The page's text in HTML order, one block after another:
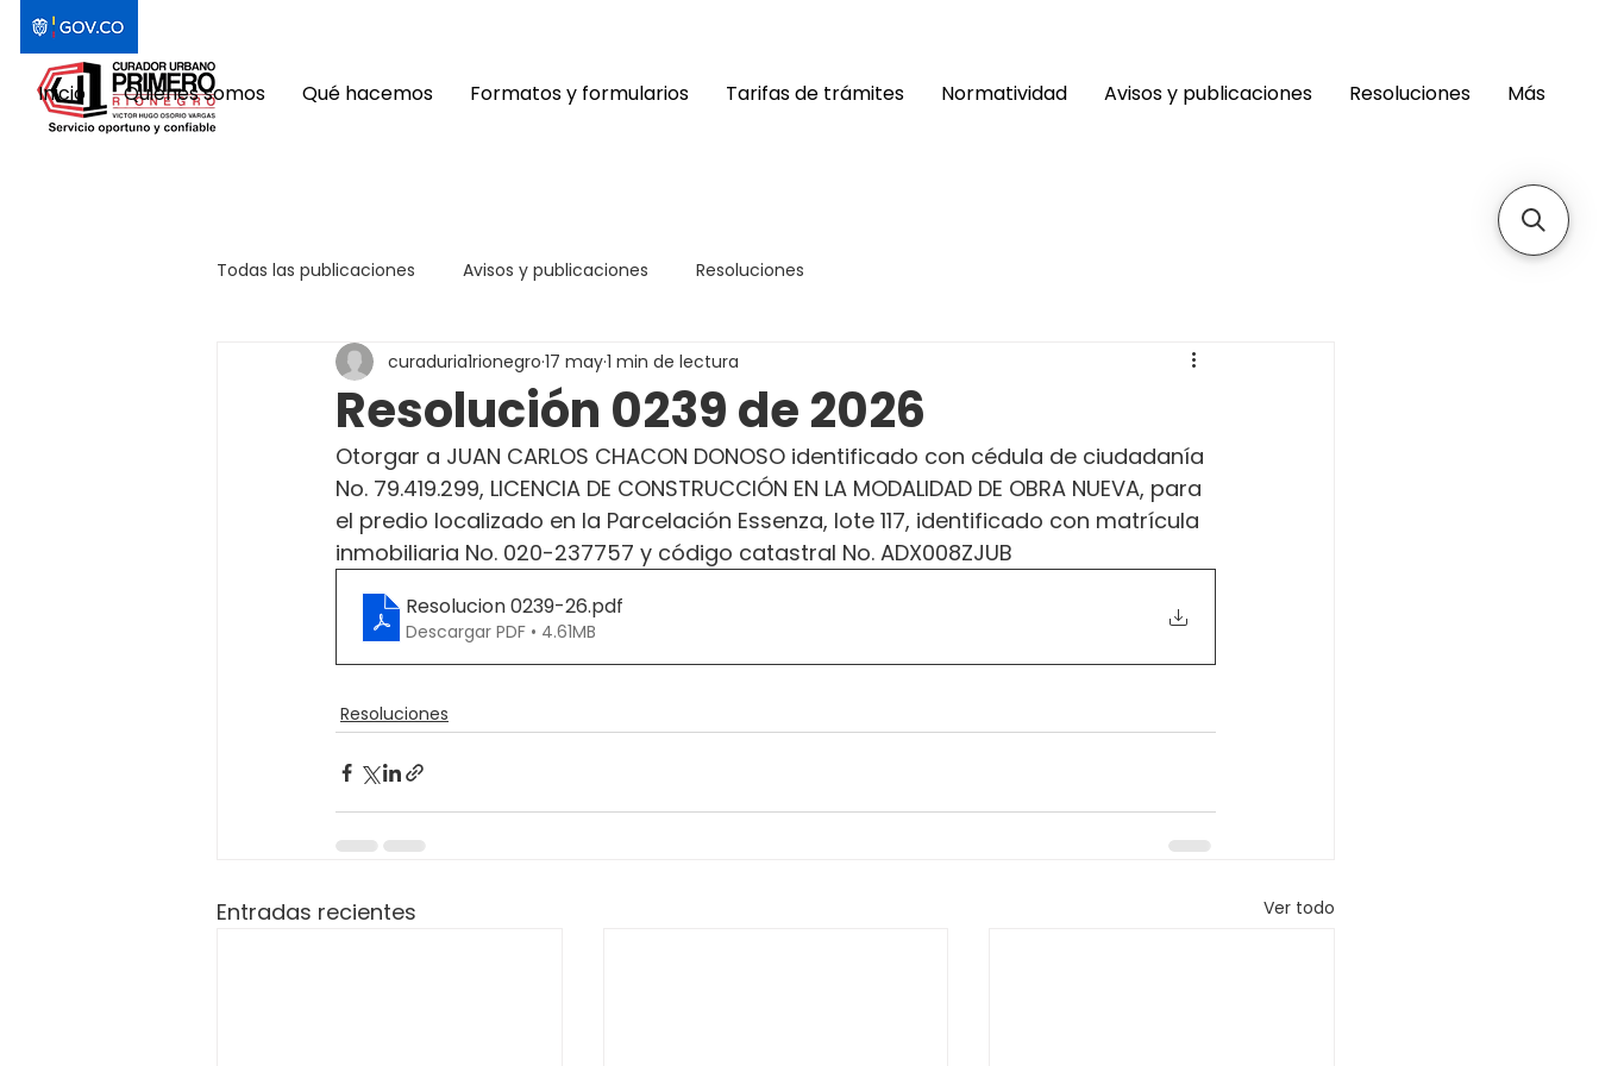
Inicio Quiénes somos Qué hacemos Formatos y formularios Tarifas de trámites Normatividad Avisos y publicaciones Resoluciones Más
Todas las publicaciones Avisos y publicaciones Resoluciones
Resolución 0239 de 2026
curaduria1rionegro 17 may1 min de lectura
Otorgar a JUAN CARLOS CHACON DONOSO identificado con cédula de ciudadanía
No. 79.419.299, LICENCIA DE CONSTRUCCIÓN EN LA MODALIDAD DE OBRA NUEVA, para
el predio localizado en la Parcelación Essenza, lote 117, identificado con matrícula
inmobiliaria No. 020-237757 y código catastral No. ADX008ZJUB
Resolucion 0239-26.pdf
Descargar PDF • 4.61MB
Resoluciones
Entradas recientes Ver todo